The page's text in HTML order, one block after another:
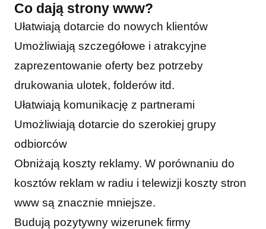
Co dają strony www?
Ułatwiają dotarcie do nowych klientów
Umożliwiają szczegółowe i atrakcyjne
zaprezentowanie oferty bez potrzeby
drukowania ulotek, folderów itd.
Ułatwiają komunikację z partnerami
Umożliwiają dotarcie do szerokiej grupy
odbiorców
Obniżają koszty reklamy. W porównaniu do
kosztów reklam w radiu i telewizji koszty stron
www są znacznie mniejsze.
Budują pozytywny wizerunek firmy